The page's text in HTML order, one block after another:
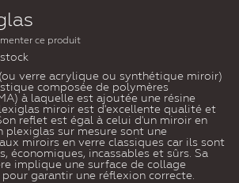
ce produit
verre acrylique ou synthétique miroir)
composée de polymères
à laquelle est ajoutée une résine
miroir est d'excellente qualité et
reflet est égal à celui d'un miroir en
plexiglas sur mesure sont une
miroirs en verre classiques car ils sont
économiques, incassables et sûrs. Sa
implique une surface de collage
garantir une réflexion correcte.